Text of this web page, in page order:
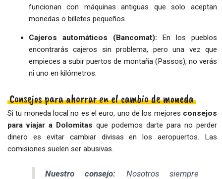
funcionan con máquinas antiguas que solo aceptan
monedas o billetes pequeños.
Cajeros automáticos (Bancomat): En los pueblos
encontrarás cajeros sin problema, pero una vez que
empieces a subir puertos de montaña (Passos), no verás
ni uno en kilómetros.
Consejos para ahorrar en el cambio de moneda
Si tu moneda local no es el euro, uno de los mejores consejos
para viajar a Dolomitas que podemos darte para no perder
dinero es evitar cambiar divisas en los aeropuertos. Las
comisiones suelen ser abusivas.
Nuestro consejo: Nosotros siempre